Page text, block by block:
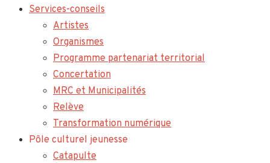
Services-conseils
Artistes
Organismes
Programme partenariat territorial
Concertation
MRC et Municipalités
Relève
Transformation numérique
Pôle culturel jeunesse
Catapulte